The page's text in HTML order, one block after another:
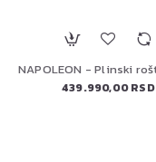
439.990,00 RSD